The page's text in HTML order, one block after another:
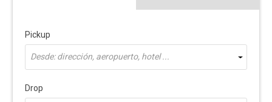
Pickup
Desde: dirección, aeropuerto, hotel ...
Drop